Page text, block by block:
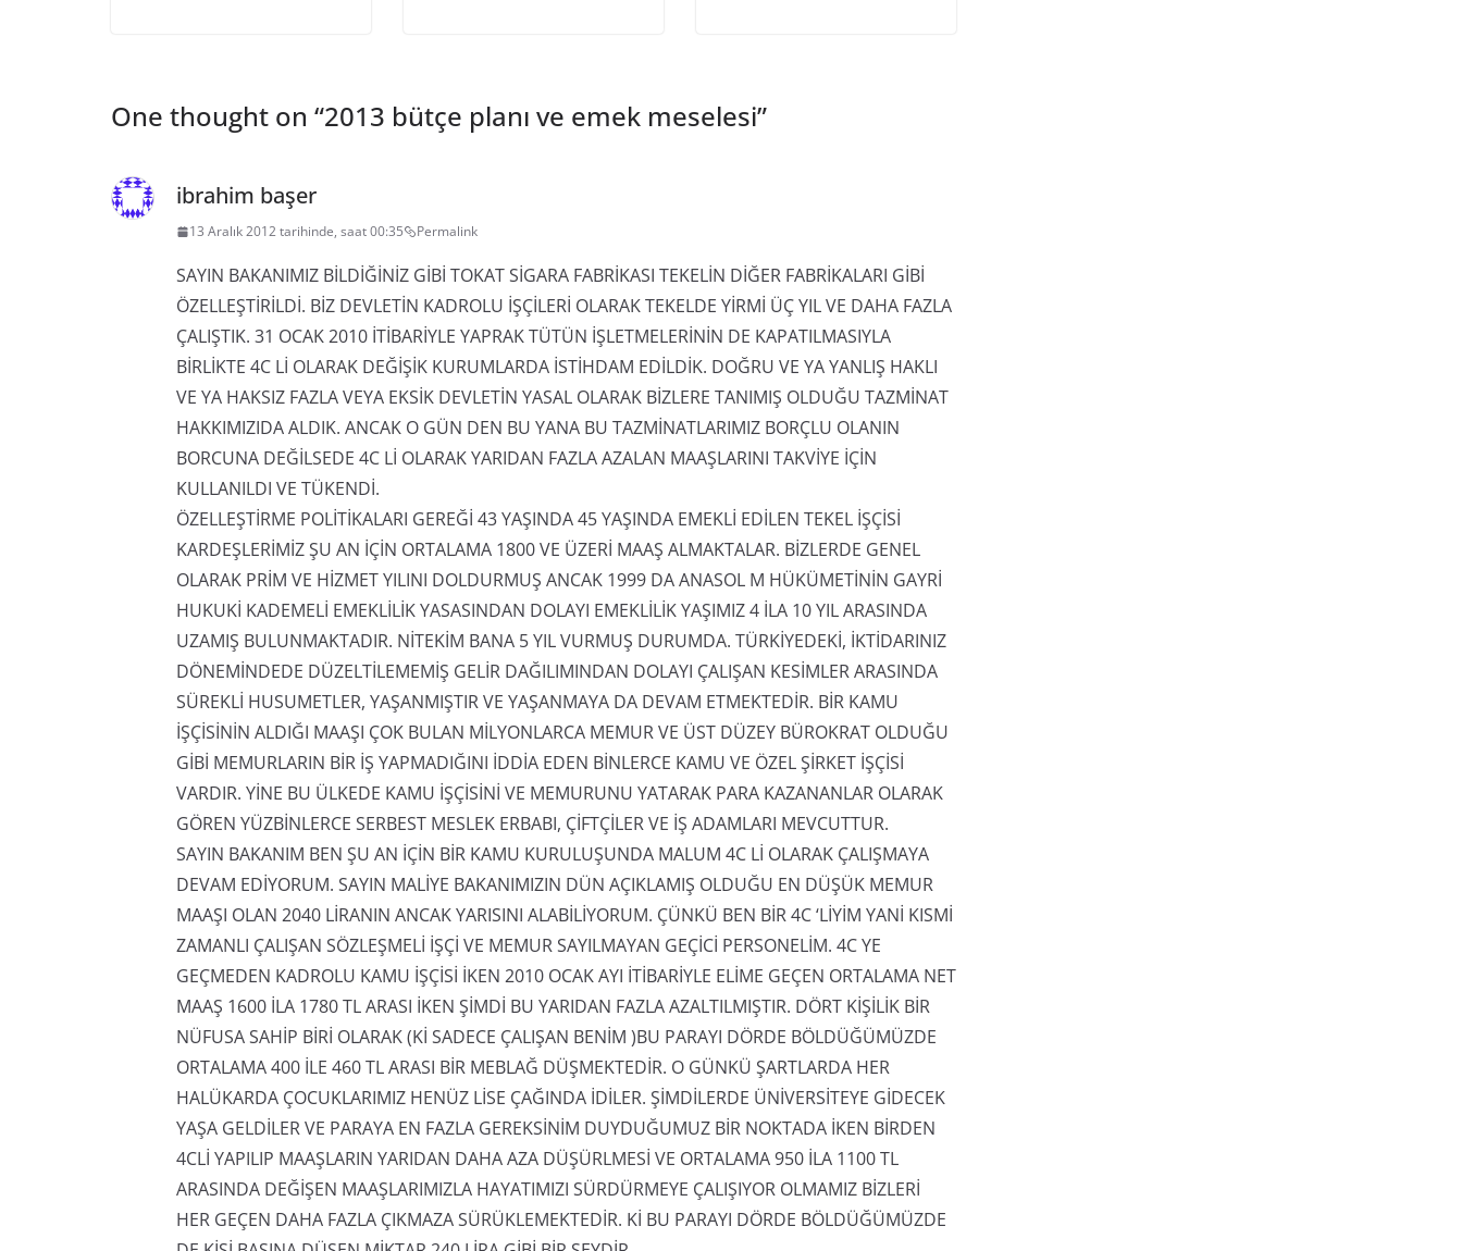
One thought on “2013 bütçe planı ve emek meselesi”
ibrahim başer
13 Aralık 2012 tarihinde, saat 00:35 Permalink
SAYIN BAKANIMIZ BİLDİĞİNİZ GİBİ TOKAT SİGARA FABRİKASI TEKELİN DİĞER FABRİKALARI GİBİ
ÖZELLEŞTİRİLDİ. BİZ DEVLETİN KADROLU İŞÇİLERİ OLARAK TEKELDE YİRMİ ÜÇ YIL VE DAHA FAZLA
ÇALIŞTIK. 31 OCAK 2010 İTİBARİYLE YAPRAK TÜTÜN İŞLETMELERİNİN DE KAPATILMASIYLA
BİRLİKTE 4C Lİ OLARAK DEĞİŞİK KURUMLARDA İSTİHDAM EDİLDİK. DOĞRU VE YA YANLIŞ HAKLI
VE YA HAKSIZ FAZLA VEYA EKSİK DEVLETİN YASAL OLARAK BİZLERE TANIMIŞ OLDUĞU TAZMİNAT
HAKKIMIZIDA ALDIK. ANCAK O GÜN DEN BU YANA BU TAZMİNATLARIMIZ BORÇLU OLANIN
BORCUNA DEĞİLSEDE 4C Lİ OLARAK YARIDAN FAZLA AZALAN MAAŞLARINI TAKVİYE İÇİN
KULLANILDI VE TÜKENDİ.
ÖZELLEŞTİRME POLİTİKALARI GEREĞİ 43 YAŞINDA 45 YAŞINDA EMEKLİ EDİLEN TEKEL İŞÇİSİ
KARDEŞLERİMİZ ŞU AN İÇİN ORTALAMA 1800 VE ÜZERİ MAAŞ ALMAKTALAR. BİZLERDE GENEL
OLARAK PRİM VE HİZMET YILINI DOLDURMUŞ ANCAK 1999 DA ANASOL M HÜKÜMETİNİN GAYRİ
HUKUKİ KADEMELİ EMEKLİLİK YASASINDAN DOLAYI EMEKLİLİK YAŞIMIZ 4 İLA 10 YIL ARASINDA
UZAMIŞ BULUNMAKTADIR. NİTEKİM BANA 5 YIL VURMUŞ DURUMDA. TÜRKİYEDEKİ, İKTİDARINIZ
DÖNEMİNDEDE DÜZELTİLEMEMİŞ GELİR DAĞILIMINDAN DOLAYI ÇALIŞAN KESİMLER ARASINDA
SÜREKLİ HUSUMETLER, YAŞANMIŞTIR VE YAŞANMAYA DA DEVAM ETMEKTEDİR. BİR KAMU
İŞÇİSİNİN ALDIĞI MAAŞI ÇOK BULAN MİLYONLARCA MEMUR VE ÜST DÜZEY BÜROKRAT OLDUĞU
GİBİ MEMURLARIN BİR İŞ YAPMADIĞINI İDDİA EDEN BİNLERCE KAMU VE ÖZEL ŞİRKET İŞÇİSİ
VARDIR. YİNE BU ÜLKEDE KAMU İŞÇİSİNİ VE MEMURUNU YATARAK PARA KAZANANLAR OLARAK
GÖREN YÜZBİNLERCE SERBEST MESLEK ERBABI, ÇİFTÇİLER VE İŞ ADAMLARI MEVCUTTUR.
SAYIN BAKANIM BEN ŞU AN İÇİN BİR KAMU KURULUŞUNDA MALUM 4C Lİ OLARAK ÇALIŞMAYA
DEVAM EDİYORUM. SAYIN MALİYE BAKANIMIZIN DÜN AÇIKLAMIŞ OLDUĞU EN DÜŞÜK MEMUR
MAAŞI OLAN 2040 LİRANIN ANCAK YARISINI ALABİLİYORUM. ÇÜNKÜ BEN BİR 4C ‘LİYİM YANİ KISMİ
ZAMANLI ÇALIŞAN SÖZLEŞMELİ İŞÇİ VE MEMUR SAYILMAYAN GEÇİCİ PERSONELİM. 4C YE
GEÇMEDEN KADROLU KAMU İŞÇİSİ İKEN 2010 OCAK AYI İTİBARİYLE ELİME GEÇEN ORTALAMA NET
MAAŞ 1600 İLA 1780 TL ARASI İKEN ŞİMDİ BU YARIDAN FAZLA AZALTILMIŞTIR. DÖRT KİŞİLİK BİR
NÜFUSA SAHİP BİRİ OLARAK (Kİ SADECE ÇALIŞAN BENİM )BU PARAYI DÖRDE BÖLDÜĞÜMÜZDE
ORTALAMA 400 İLE 460 TL ARASI BİR MEBLAĞ DÜŞMEKTEDİR. O GÜNKÜ ŞARTLARDA HER
HALÜKARDA ÇOCUKLARIMIZ HENÜZ LİSE ÇAĞINDA İDİLER. ŞİMDİLERDE ÜNİVERSİTEYE GİDECEK
YAŞA GELDİLER VE PARAYA EN FAZLA GEREKSİNİM DUYDUĞUMUZ BİR NOKTADA İKEN BİRDEN
4CLİ YAPILIP MAAŞLARIN YARIDAN DAHA AZA DÜŞÜRLMESİ VE ORTALAMA 950 İLA 1100 TL
ARASINDA DEĞİŞEN MAAŞLARIMIZLA HAYATIMIZI SÜRDÜRMEYE ÇALIŞIYOR OLMAMIZ BİZLERİ
HER GEÇEN DAHA FAZLA ÇIKMAZA SÜRÜKLEMEKTEDİR. Kİ BU PARAYI DÖRDE BÖLDÜĞÜMÜZDE